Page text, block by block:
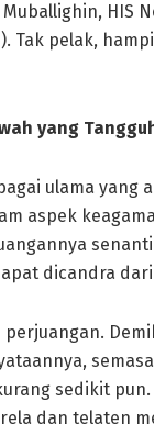
Muballighin, HIS
Tak pelak,
yang
ulama
aspek
dicandra
perjuangan.
sedikit
dan telaten